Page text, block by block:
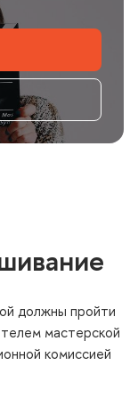
должны пройти
мастерской
комиссией